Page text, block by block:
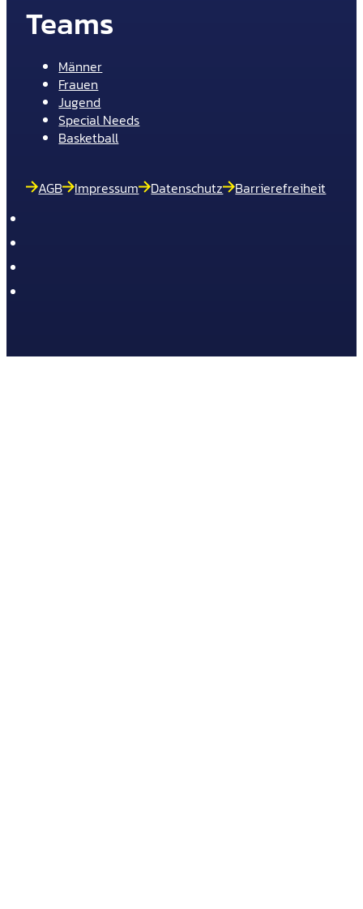
Teams
Männer
Frauen
Jugend
Special Needs
Basketball
AGB Impressum Datenschutz Barrierefreiheit